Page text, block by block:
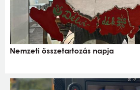
Nemzeti összetartozás napja